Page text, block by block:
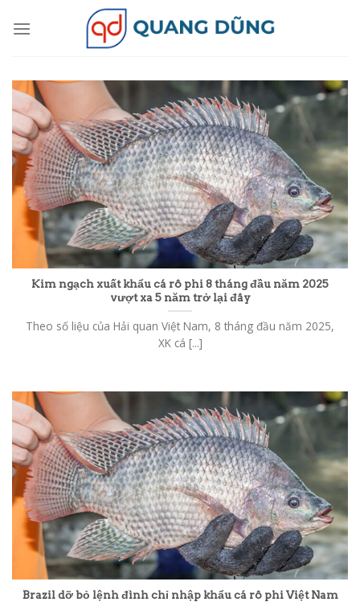
Kim ngạch xuất khẩu cá rô phi 8 tháng đầu năm 2025
vượt xa 5 năm trở lại đây
Theo số liệu của Hải quan Việt Nam, 8 tháng đầu năm 2025,
XK cá [...]
Brazil dỡ bỏ lệnh đình chỉ nhập khẩu cá rô phi Việt Nam